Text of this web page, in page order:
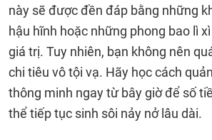
này sẽ được đền đáp bằng những
hậu hĩnh hoặc những phong bao lì
giá trị. Tuy nhiên, bạn không nên
chi tiêu vô tội vạ. Hãy học cách
thông minh ngay từ bây giờ để số
thể tiếp tục sinh sôi nảy nở lâu dài.